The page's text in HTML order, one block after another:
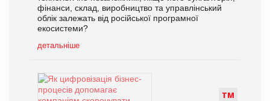
фінанси, склад, виробництво та управлінський
облік залежать від російської програмної
екосистеми?
детальніше
ТМ